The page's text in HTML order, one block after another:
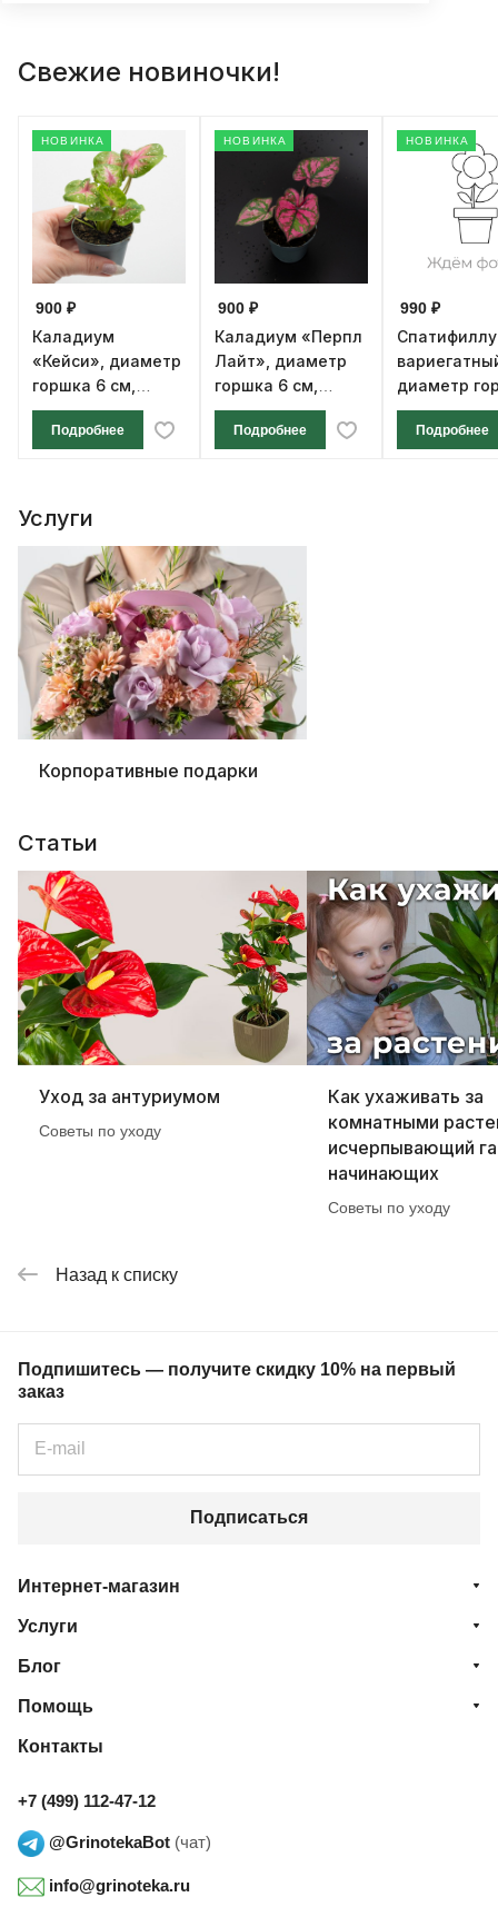
Свежие новиночки!
НОВИНКА
900 ₽
Каладиум
«Кейси», диаметр
горшка 6 см,
высота 12 см
Подробнее
НОВИНКА
900 ₽
Каладиум «Перпл
Лайт», диаметр
горшка 6 см,
высота 12 см
Подробнее
НОВИНКА
990 ₽
диаметр
см, высота
Подробнее
Услуги
Корпоративные подарки
Статьи
Уход за антуриумом
Советы по уходу
Как ухаживать за
комнатными
исчерпывающий
начинающих
Советы по уходу
Назад к списку
Подпишитесь — получите скидку 10% на первый
заказ
Подписаться
Интернет-магазин
Услуги
Блог
Помощь
Контакты
+7 (499) 112-47-12
@GrinotekaBot (чат)
info@grinoteka.ru